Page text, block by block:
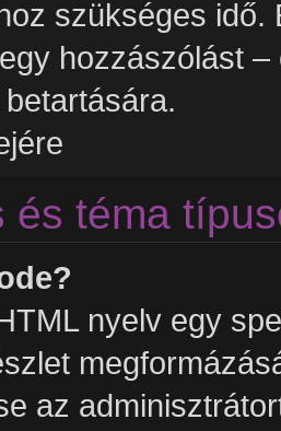
szükséges
hozzászólást
és téma
nyelv egy
az